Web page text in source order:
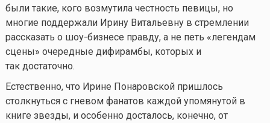
были такие, кого возмутила честность певицы, но
многие поддержали Ирину Витальевну в стремлении
рассказать о шоу-бизнесе правду, а не петь «легендам
сцены» очередные дифирамбы, которых и
так достаточно.
Естественно, что Ирине Понаровской пришлось
столкнуться с гневом фанатов каждой упомянутой в
книге звезды, и особенно досталось, конечно, от